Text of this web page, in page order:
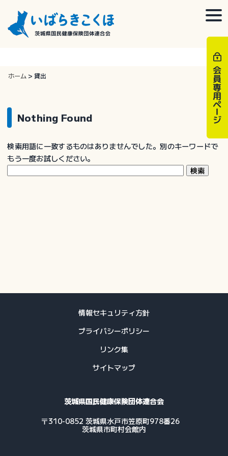
content
ホーム > 貸出
Nothing Found
検索用語に一致するものはありませんでした。別のキーワードで
もう一度お試しください。
情報セキュリティ方針
プライバシーポリシー
リンク集
サイトマップ
茨城県国民健康保険団体連合会
〒310-0852 茨城県水戸市笠原町978番26
茨城県市町村会館内